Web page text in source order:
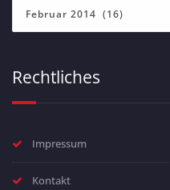
Rechtliches
Impressum
Kontakt